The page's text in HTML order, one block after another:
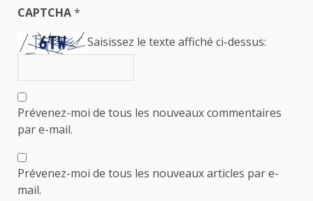
CAPTCHA*
Saisissez le texte affiché ci-dessus:
Prévenez-moi de tous les nouveaux commentaires
par e-mail.
Prévenez-moi de tous les nouveaux articles par e-
mail.